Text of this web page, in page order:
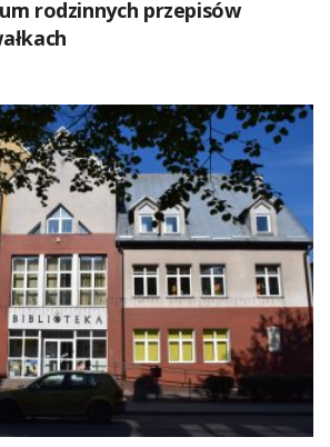
rodzinnych przepisów